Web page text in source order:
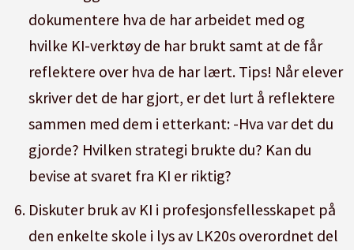
dokumentere hva de har arbeidet med og
hvilke KI-verktøy de har brukt samt at de får
reflektere over hva de har lært. Tips! Når elever
skriver det de har gjort, er det lurt å reflektere
sammen med dem i etterkant: -Hva var det du
gjorde? Hvilken strategi brukte du? Kan du
bevise at svaret fra KI er riktig?
Diskuter bruk av KI i profesjonsfellesskapet på
den enkelte skole i lys av LK20s overordnet del